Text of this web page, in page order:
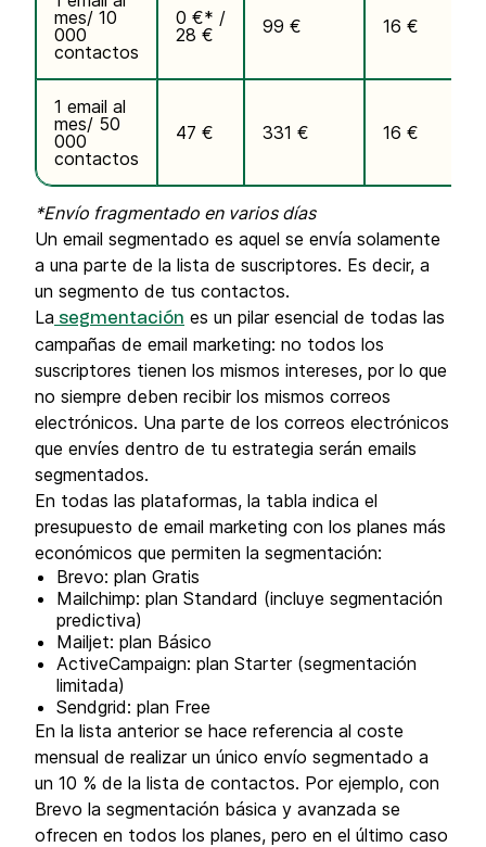
mes/ 10
000
contactos
0 €* /
28 €
99 € 16 €
1 email al
mes/ 50
000
contactos
47 € 331 € 16 €
*Envío fragmentado en varios días
Un email segmentado es aquel se envía solamente
a una parte de la lista de suscriptores. Es decir, a
un segmento de tus contactos.
La segmentación es un pilar esencial de todas las
campañas de email marketing: no todos los
suscriptores tienen los mismos intereses, por lo que
no siempre deben recibir los mismos correos
electrónicos. Una parte de los correos electrónicos
que envíes dentro de tu estrategia serán emails
segmentados.
En todas las plataformas, la tabla indica el
presupuesto de email marketing con los planes más
económicos que permiten la segmentación:
Brevo: plan Gratis
Mailchimp: plan Standard (incluye segmentación
predictiva)
Mailjet: plan Básico
ActiveCampaign: plan Starter (segmentación
limitada)
Sendgrid: plan Free
En la lista anterior se hace referencia al coste
mensual de realizar un único envío segmentado a
un 10 % de la lista de contactos. Por ejemplo, con
Brevo la segmentación básica y avanzada se
ofrecen en todos los planes, pero en el último caso